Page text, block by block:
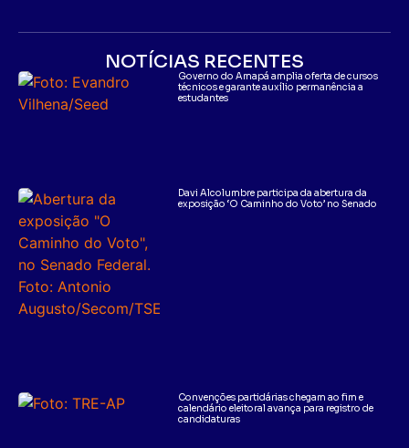
NOTÍCIAS RECENTES
Governo do Amapá amplia oferta de cursos
técnicos e garante auxílio permanência a
estudantes
Davi Alcolumbre participa da abertura da
exposição ‘O Caminho do Voto’ no Senado
Convenções partidárias chegam ao fim e
calendário eleitoral avança para registro de
candidaturas